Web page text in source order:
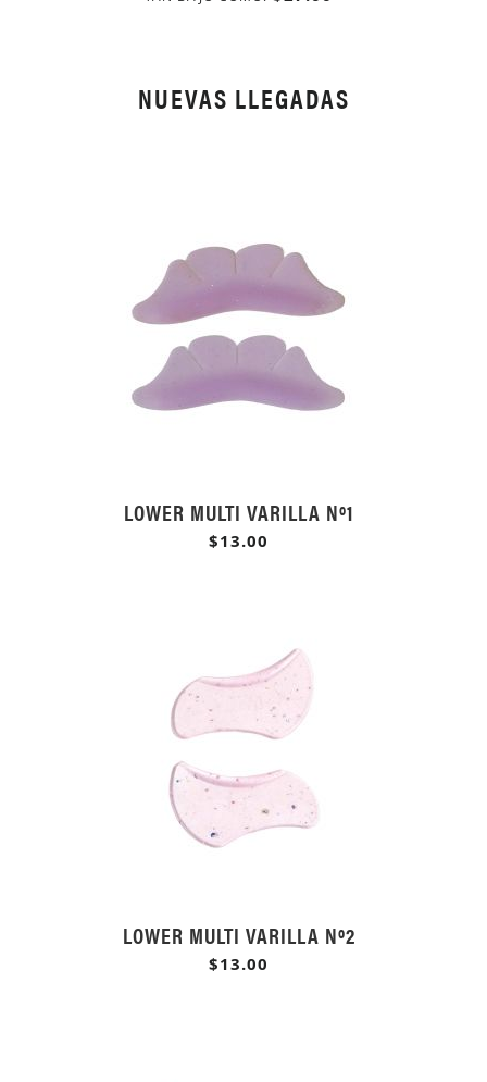
NUEVAS LLEGADAS
LOWER MULTI VARILLA Nº1
$13.00
LOWER MULTI VARILLA Nº2
$13.00